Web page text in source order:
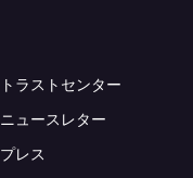
トラストセンター
ニュースレター
プレス